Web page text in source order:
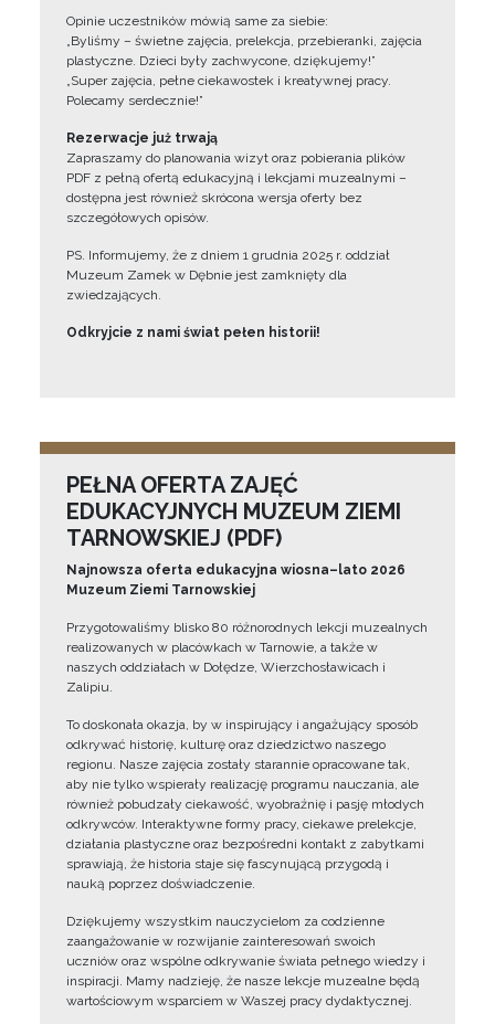
Opinie uczestników mówią same za siebie:
„Byliśmy – świetne zajęcia, prelekcja, przebieranki, zajęcia
plastyczne. Dzieci były zachwycone, dziękujemy!”
„Super zajęcia, pełne ciekawostek i kreatywnej pracy.
Polecamy serdecznie!”
Rezerwacje już trwają
Zapraszamy do planowania wizyt oraz pobierania plików
PDF z pełną ofertą edukacyjną i lekcjami muzealnymi –
dostępna jest również skrócona wersja oferty bez
szczegółowych opisów.
PS. Informujemy, że z dniem 1 grudnia 2025 r. oddział
Muzeum Zamek w Dębnie jest zamknięty dla
zwiedzających.
Odkryjcie z nami świat pełen historii!
PEŁNA OFERTA ZAJĘĆ
EDUKACYJNYCH MUZEUM ZIEMI
TARNOWSKIEJ (PDF)
Najnowsza oferta edukacyjna wiosna–lato 2026
Muzeum Ziemi Tarnowskiej
Przygotowaliśmy blisko 80 różnorodnych lekcji muzealnych
realizowanych w placówkach w Tarnowie, a także w
naszych oddziałach w Dołędze, Wierzchosławicach i
Zalipiu.
To doskonała okazja, by w inspirujący i angażujący sposób
odkrywać historię, kulturę oraz dziedzictwo naszego
regionu. Nasze zajęcia zostały starannie opracowane tak,
aby nie tylko wspierały realizację programu nauczania, ale
również pobudzały ciekawość, wyobraźnię i pasję młodych
odkrywców. Interaktywne formy pracy, ciekawe prelekcje,
działania plastyczne oraz bezpośredni kontakt z zabytkami
sprawiają, że historia staje się fascynującą przygodą i
nauką poprzez doświadczenie.
Dziękujemy wszystkim nauczycielom za codzienne
zaangażowanie w rozwijanie zainteresowań swoich
uczniów oraz wspólne odkrywanie świata pełnego wiedzy i
inspiracji. Mamy nadzieję, że nasze lekcje muzealne będą
wartościowym wsparciem w Waszej pracy dydaktycznej.